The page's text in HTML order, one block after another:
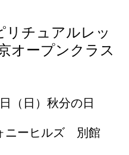
リチュアルレッ
オープンクラス
日（日）秋分の日
ニーヒルズ 別館